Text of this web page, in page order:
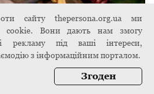
сайту thepersona.org.ua ми
cookie. Вони дають нам змогу
рекламу під ваші інтереси,
з інформаційним порталом.
Згоден